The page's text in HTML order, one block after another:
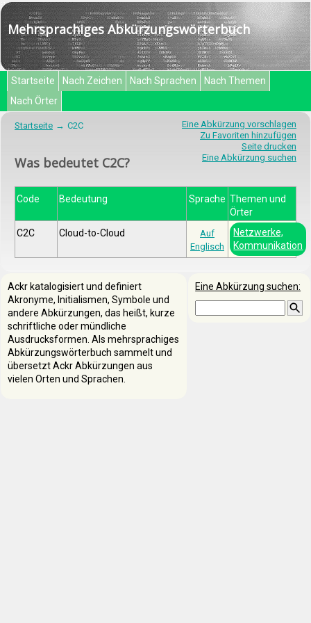
Mehrsprachiges Abkürzungswörterbuch
Startseite Nach Zeichen Nach Sprachen
Nach Themen
Nach Örter
Eine Abkürzung vorschlagen
Zu Favoriten hinzufügen
Seite drucken
Eine Abkürzung suchen
Startseite C2C
Was bedeutet C2C?
Code Bedeutung Sprache Themen und
Örter
C2C
Cloud-to-Cloud
Auf
Englisch
Netzwerke,
Kommunikation
Eine Abkürzung suchen:
Ackr katalogisiert und definiert
Akronyme, Initialismen, Symbole und
andere Abkürzungen, das heißt, kurze
schriftliche oder mündliche
Ausdrucksformen. Als mehrsprachiges
Abkürzungswörterbuch sammelt und
übersetzt Ackr Abkürzungen aus
vielen Orten und Sprachen.